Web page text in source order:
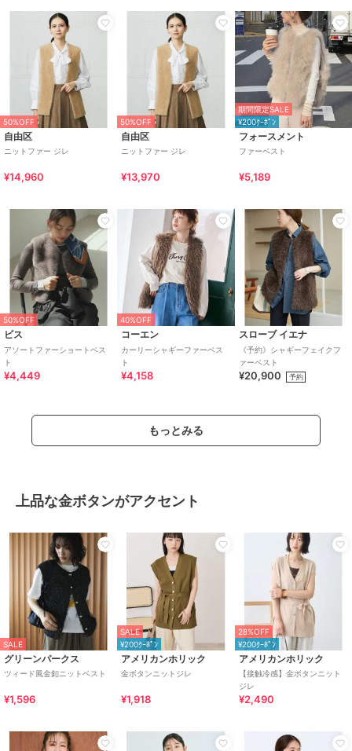
50%OFF
自由区
ニットファー ジレ
¥14,960
50%OFF
自由区
ニットファー ジレ
¥13,970
期間限定SALE
¥200ｸｰﾎﾟﾝ
フォースメント
ファーベスト
¥5,189
50%OFF
ビス
アソートファーショートベス
ト
¥4,449
40%OFF
コーエン
カーリーシャギーファーベス
ト
¥4,158
スローブ イエナ
《予約》シャギーフェイクフ
ァーベスト
¥20,900 予約
もっとみる
上品な金ボタンがアクセント
SALE
グリーンパークス
ツィード風金釦ニットベスト
¥1,596
SALE
¥200ｸｰﾎﾟﾝ
アメリカンホリック
金ボタンニットジレ
¥1,918
28%OFF
¥200ｸｰﾎﾟﾝ
アメリカンホリック
【接触冷感】金ボタンニット
ジレ
¥2,490